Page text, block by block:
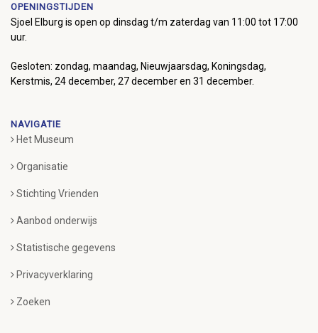
OPENINGSTIJDEN
Sjoel Elburg is open op dinsdag t/m zaterdag van 11:00 tot 17:00
uur.
Gesloten: zondag, maandag, Nieuwjaarsdag, Koningsdag,
Kerstmis, 24 december, 27 december en 31 december.
NAVIGATIE
Het Museum
Organisatie
Stichting Vrienden
Aanbod onderwijs
Statistische gegevens
Privacyverklaring
Zoeken